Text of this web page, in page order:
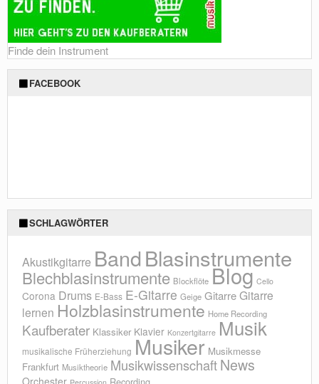
Finde dein Instrument
FACEBOOK
SCHLAGWÖRTER
Akustikgitarre BandBlasinstrumente
Blechblasinstrumente Blockflöte Blog Cello
Corona Drums E-Bass E-Gitarre Geige GitarreGitarre
lernen Holzblasinstrumente Home Recording
Kaufberater Klassiker Klavier Konzertgitarre Musik
musikalische Früherziehung Musiker Musikmesse
Frankfurt Musiktheorie MusikwissenschaftNews
Orchester